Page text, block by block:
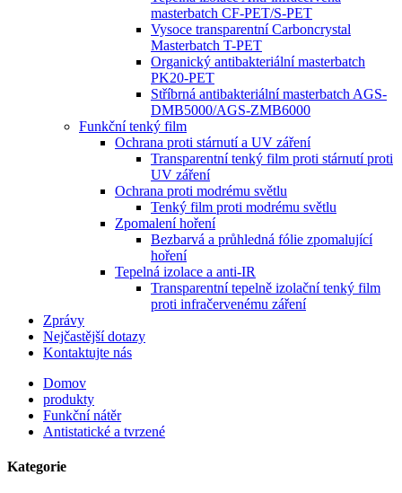
masterbatch CF-PET/S-PET
Vysoce transparentní Carboncrystal
Masterbatch T-PET
Organický antibakteriální masterbatch
PK20-PET
Stříbrná antibakteriální masterbatch AGS-
DMB5000/AGS-ZMB6000
Funkční tenký film
Ochrana proti stárnutí a UV záření
Transparentní tenký film proti stárnutí proti
UV záření
Ochrana proti modrému světlu
Tenký film proti modrému světlu
Zpomalení hoření
Bezbarvá a průhledná fólie zpomalující
hoření
Tepelná izolace a anti-IR
Transparentní tepelně izolační tenký film
proti infračervenému záření
Zprávy
Nejčastější dotazy
Kontaktujte nás
Domov
produkty
Funkční nátěr
Antistatické a tvrzené
Kategorie